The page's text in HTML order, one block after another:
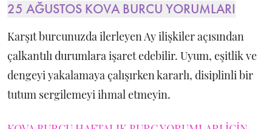
25 AĞUSTOS KOVA BURCU YORUMLARI
Karşıt burcunuzda ilerleyen Ay ilişkiler açısından
çalkantılı durumlara işaret edebilir. Uyum, eşitlik ve
dengeyi yakalamaya çalışırken kararlı, disiplinli bir
tutum sergilemeyi ihmal etmeyin.